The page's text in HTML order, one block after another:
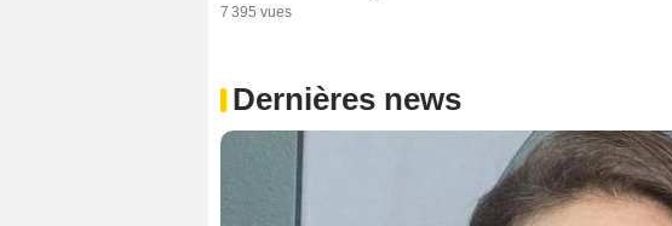
7 395 vues
Dernières news